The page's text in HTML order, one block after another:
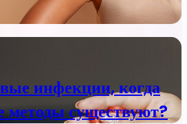
инфекции, когда
методы существуют?